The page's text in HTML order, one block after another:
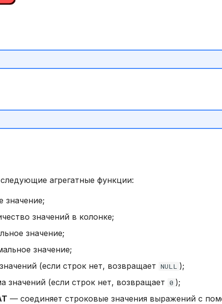
агрегатные функции:
значение;
значений в колонке;
значение;
значение;
(если строк нет, возвращает NULL );
значений (если строк нет, возвращает 0 );
— соединяет строковые значения выражений с